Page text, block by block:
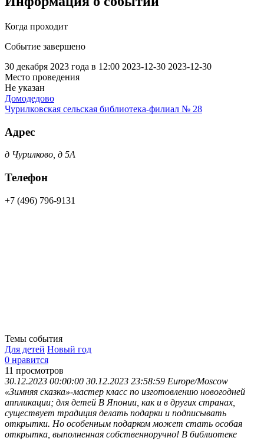
Когда проходит
Событие завершено
30 декабря 2023 года в 12:00 2023-12-30 2023-12-30
Место проведения
Не указан
Домодедово
Чурилковская сельская библиотека-филиал № 28
Адрес
д Чурилково, д 5А
Телефон
+7 (496) 796-9131
Темы события
Для детей Новый год
0 нравится
11 просмотров
30.12.2023 00:00:00 30.12.2023 23:58:59 Europe/Moscow
«Зимняя сказка»-мастер класс по изготовлению новогодней
аппликации; для детей В Японии, как и в других странах,
существует традиция делать подарки и подписывать
открытки. Но особенным подарком может стать особая
открытка, выполненная собственноручно! В библиотеке